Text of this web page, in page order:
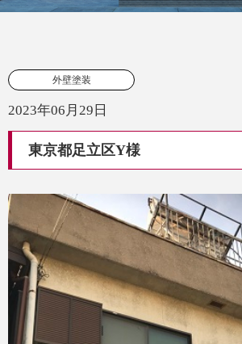
外壁塗装
2023年06月29日
東京都足立区Y様